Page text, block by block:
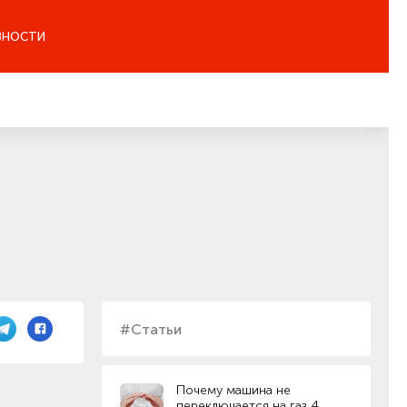
#Статьи
Почему машина не